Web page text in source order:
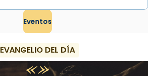
Eventos
EVANGELIO DEL DÍA